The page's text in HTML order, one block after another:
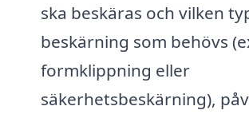
ska beskäras och vilken
beskärning som behövs
formklippning eller
säkerhetsbeskärning),